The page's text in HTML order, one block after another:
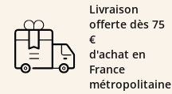
Livraison
offerte dès 75
€
d'achat en
France
métropolitaine